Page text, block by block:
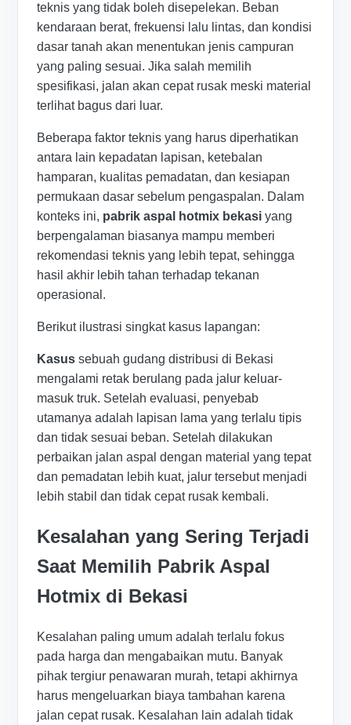
teknis yang tidak boleh disepelekan. Beban
kendaraan berat, frekuensi lalu lintas, dan kondisi
dasar tanah akan menentukan jenis campuran
yang paling sesuai. Jika salah memilih
spesifikasi, jalan akan cepat rusak meski material
terlihat bagus dari luar.
Beberapa faktor teknis yang harus diperhatikan
antara lain kepadatan lapisan, ketebalan
hamparan, kualitas pemadatan, dan kesiapan
permukaan dasar sebelum pengaspalan. Dalam
konteks ini, pabrik aspal hotmix bekasi yang
berpengalaman biasanya mampu memberi
rekomendasi teknis yang lebih tepat, sehingga
hasil akhir lebih tahan terhadap tekanan
operasional.
Berikut ilustrasi singkat kasus lapangan:
Kasus sebuah gudang distribusi di Bekasi
mengalami retak berulang pada jalur keluar-
masuk truk. Setelah evaluasi, penyebab
utamanya adalah lapisan lama yang terlalu tipis
dan tidak sesuai beban. Setelah dilakukan
perbaikan jalan aspal dengan material yang tepat
dan pemadatan lebih kuat, jalur tersebut menjadi
lebih stabil dan tidak cepat rusak kembali.
Kesalahan yang Sering Terjadi
Saat Memilih Pabrik Aspal
Hotmix di Bekasi
Kesalahan paling umum adalah terlalu fokus
pada harga dan mengabaikan mutu. Banyak
pihak tergiur penawaran murah, tetapi akhirnya
harus mengeluarkan biaya tambahan karena
jalan cepat rusak. Kesalahan lain adalah tidak